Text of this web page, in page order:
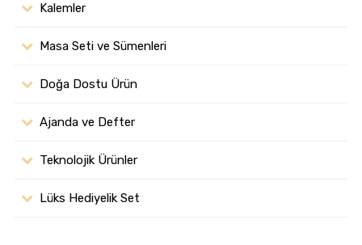
Kalemler
Masa Seti ve Sümenleri
Doğa Dostu Ürün
Ajanda ve Defter
Teknolojik Ürünler
Lüks Hediyelik Set